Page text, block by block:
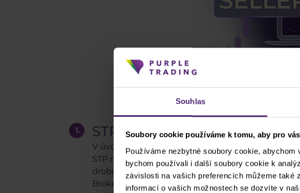
Souhlas
Soubory cookie používáme k tomu, aby pro
Používáme nezbytné soubory cookie,
bychom používali i další soubory cookie k
závislosti na vašich preferencích můžeme také
informací o vašich možnostech se dozvíte v
STP model
V úvodu jsme psali, že broker slouží jako
STP model brokera. Jeho model infrastruktury a
drobnou marží do trhu. Zde je poté spáruje s
Broker na bázi STP má tedy nulový prostor pro